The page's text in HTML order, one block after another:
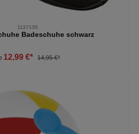
1127135
Badeschuhe schwarz
12,99 €* 14,95 €*